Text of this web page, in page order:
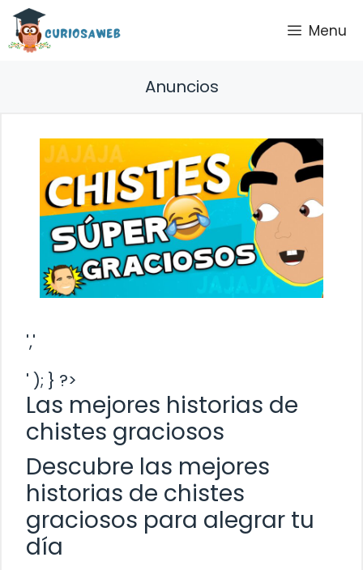
Saltar
contenido
Menu
Anuncios
','
' ); } ?>
Las mejores historias de
chistes graciosos
Descubre las mejores
historias de chistes
graciosos para alegrar tu
día